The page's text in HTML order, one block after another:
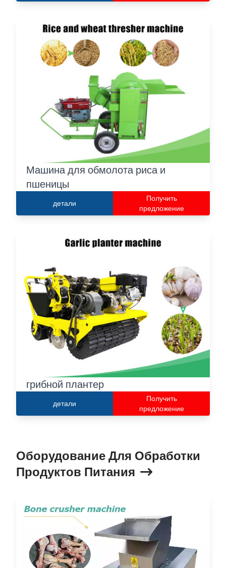
Машина для обмолота риса и
пшеницы
детали
Получить
предложение
грибной плантер
детали
Получить
предложение
Оборудование Для Обработки
Продуктов Питания